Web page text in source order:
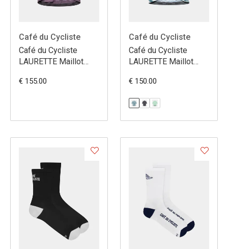
Café du Cycliste
Café du Cycliste
LAURETTE Maillot
€ 155.00
Café du Cycliste
Café du Cycliste
LAURETTE Maillot
€ 150.00